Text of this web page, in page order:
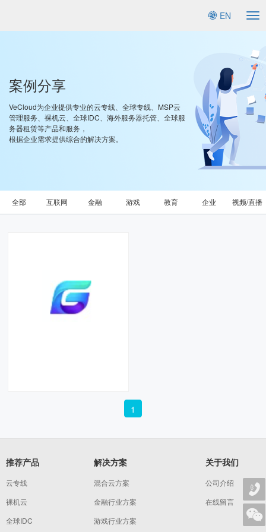
EN
案例分享
VeCloud为企业提供专业的云专线、全球专线、MSP云
管理服务、裸机云、全球IDC、海外服务器托管、全球服
务器租赁等产品和服务，
根据企业需求提供综合的解决方案。
全部 互联网 金融 游戏 教育 企业 视频/直播
1
推荐产品
云专线
裸机云
全球IDC
解决方案
混合云方案
金融行业方案
游戏行业方案
关于我们
公司介绍
在线留言